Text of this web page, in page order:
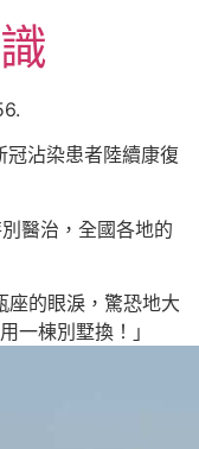
沾染患者陸續康復
醫治，全國各地的
座的眼淚，驚恐地大
一棟別墅換！」